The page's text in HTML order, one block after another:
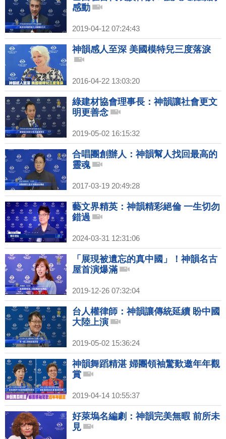
感動
2019-04-12 07:24:43
神韻感人至深 美國模特兒三度落淚
2016-04-22 13:03:20
綠建材協會理事長：神韻讓社會更文
明更善念
2019-05-02 16:15:32
合唱團創辦人：神韻幫人找回最高的
靈魂
2017-03-19 20:49:28
藝文界精英：神韻精彩絕倫 一生切勿
錯過
2024-03-31 12:31:06
「展現被遺忘的真中國」！神韻名古
屋首演爆滿
2019-12-26 07:32:04
台人權律師：神韻讓傳統延續 盼中國
大陸上演
2019-05-02 15:36:24
神韻舞蹈精湛 婦團領袖驚歎邀年年觀
賞
2019-04-14 10:55:37
好萊塢名編劇：神韻完美無暇 前所未
見